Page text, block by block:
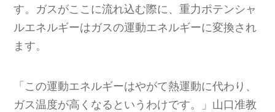
す。ガスがここに流れ込む際に、重力ポテンシャ
ルエネルギーはガスの運動エネルギーに変換され
ます。
「この運動エネルギーはやがて熱運動に代わり、
ガス温度が高くなるというわけです。」山口准教